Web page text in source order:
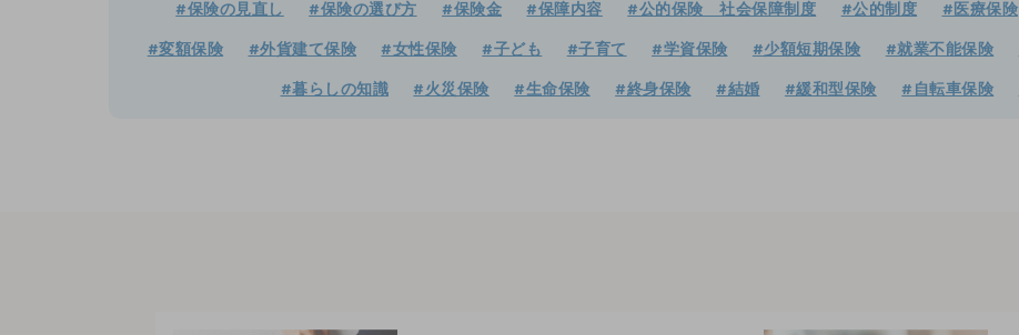
#保険の見直し #保険の選び方 #保険金 #保障内容 #公的保険 社会保障制度 #公的制度 #医療保険
#変額保険 #外貨建て保険 #女性保険 #子ども #子育て #学資保険 #少額短期保険 #就業不能保険
#暮らしの知識 #火災保険 #生命保険 #終身保険 #結婚 #緩和型保険 #自転車保険